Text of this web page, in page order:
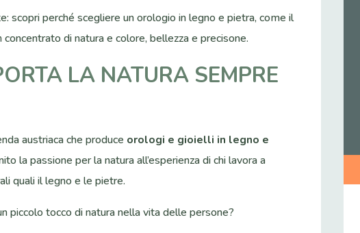
scopri perché scegliere un orologio in legno e pietra, come il
di natura e colore, bellezza e precisone.
LA NATURA SEMPRE
austriaca che produce orologi e gioielli in legno e
la passione per la natura all’esperienza di chi lavora a
quali il legno e le pietre.
piccolo tocco di natura nella vita delle persone?